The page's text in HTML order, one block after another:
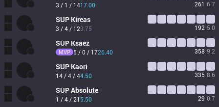
3 / 1 / 1417.00 261 6.7
SUP Kireas
3 / 4 / 123.75 192 5.0
SUP Ksaez
MVP 5 / 0 / 1726.40 358 9.2
SUP Kaori
14 / 4 / 44.50 335 8.6
SUPAbsolute
1 / 4 / 21 5.50 29 0.7